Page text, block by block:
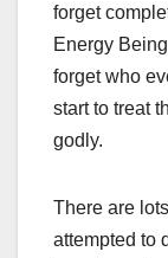
forget
Energy
forget who
start to treat
godly.
There are
attempted to